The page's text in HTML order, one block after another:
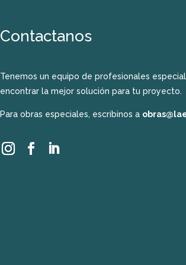
Contactanos
Tenemos un equipo de profesionales
encontrar la mejor solución para tu proyecto.
Para obras especiales, escribinos a